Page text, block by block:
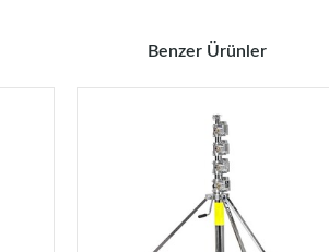
Benzer Ürünler